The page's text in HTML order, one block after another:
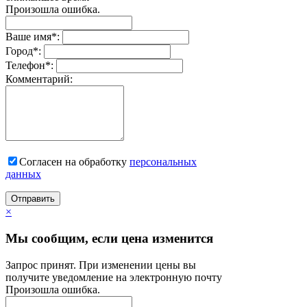
Произошла ошибка.
Ваше имя*:
Город*:
Телефон*:
Комментарий:
Согласен на обработку персональныx
данных
Отправить
×
Мы сообщим, если цена изменится
Запрос принят. При изменении цены вы
получите уведомление на электронную почту
Произошла ошибка.